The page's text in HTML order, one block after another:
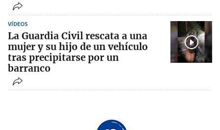
VÍDEOS
La Guardia Civil rescata a una
mujer y su hijo de un vehículo
tras precipitarse por un
barranco